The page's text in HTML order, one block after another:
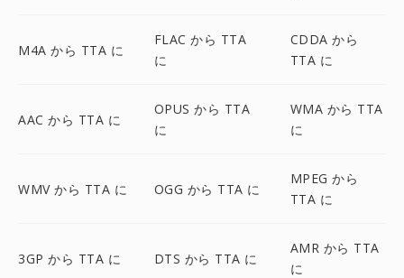
M4A から TTA に
FLAC から TTA
に
CDDA から
TTA に
AAC から TTA に
OPUS から TTA
に
WMA から TTA
に
WMV から TTA に OGG から TTA に
MPEG から
TTA に
3GP から TTA に DTS から TTA に
AMR から TTA
に